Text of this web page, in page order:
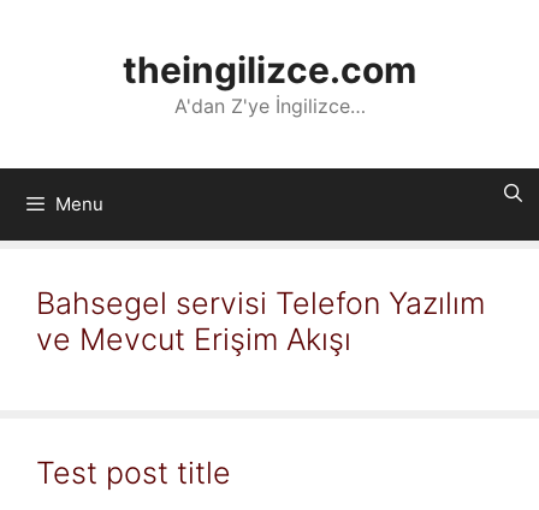
theingilizce.com
A'dan Z'ye İngilizce…
Menu
Bahsegel servisi Telefon Yazılım
ve Mevcut Erişim Akışı
Test post title